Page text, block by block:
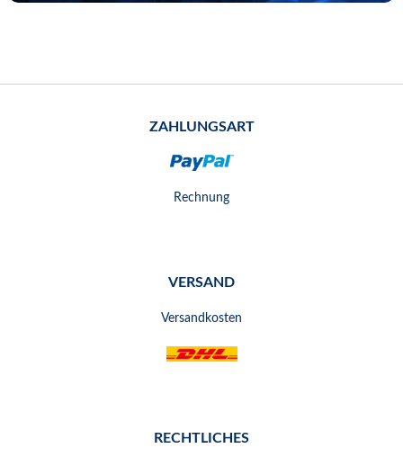
ZAHLUNGSART
Rechnung
VERSAND
Versandkosten
RECHTLICHES